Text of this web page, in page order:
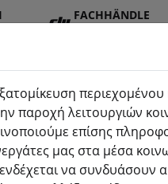
FACHHÄNDLE
Αξεσο
υάρ
εκτύπωση
παροχή λειτουργιών
επίσης
μας στα μέσα
να συνδυάσουν